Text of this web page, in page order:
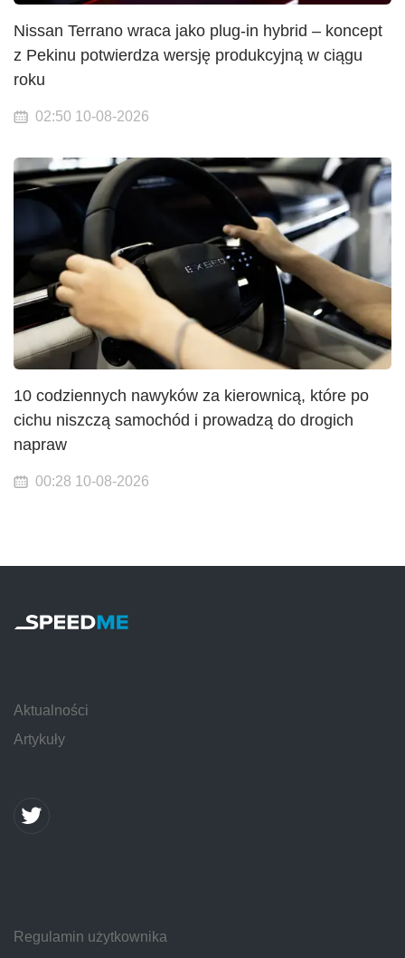
Nissan Terrano wraca jako plug-in hybrid – koncept
z Pekinu potwierdza wersję produkcyjną w ciągu
roku
02:50 10-08-2026
10 codziennych nawyków za kierownicą, które po
cichu niszczą samochód i prowadzą do drogich
napraw
00:28 10-08-2026
Aktualności
Artykuły
Regulamin użytkownika